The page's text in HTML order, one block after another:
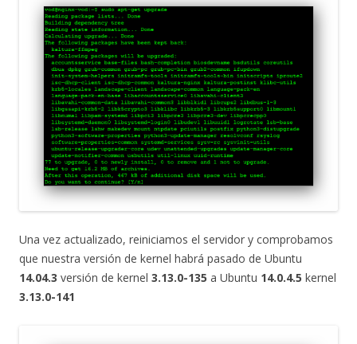
Una vez actualizado, reiniciamos el servidor y comprobamos
que nuestra versión de kernel habrá pasado de Ubuntu
14.04.3 versión de kernel 3.13.0-135 a Ubuntu 14.0.4.5 kernel
3.13.0-141